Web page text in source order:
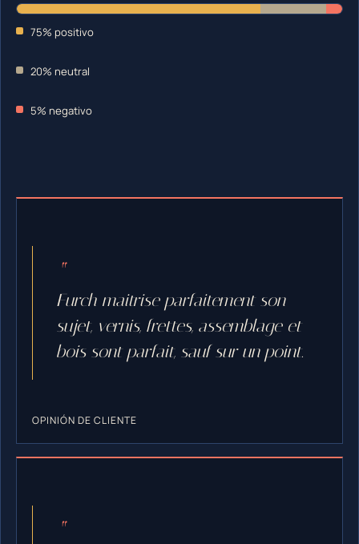
75% positivo
20% neutral
5% negativo
Furch maitrise parfaitement son
sujet, vernis, frettes, assemblage et
bois sont parfait, sauf sur un point.
OPINIÓN DE CLIENTE